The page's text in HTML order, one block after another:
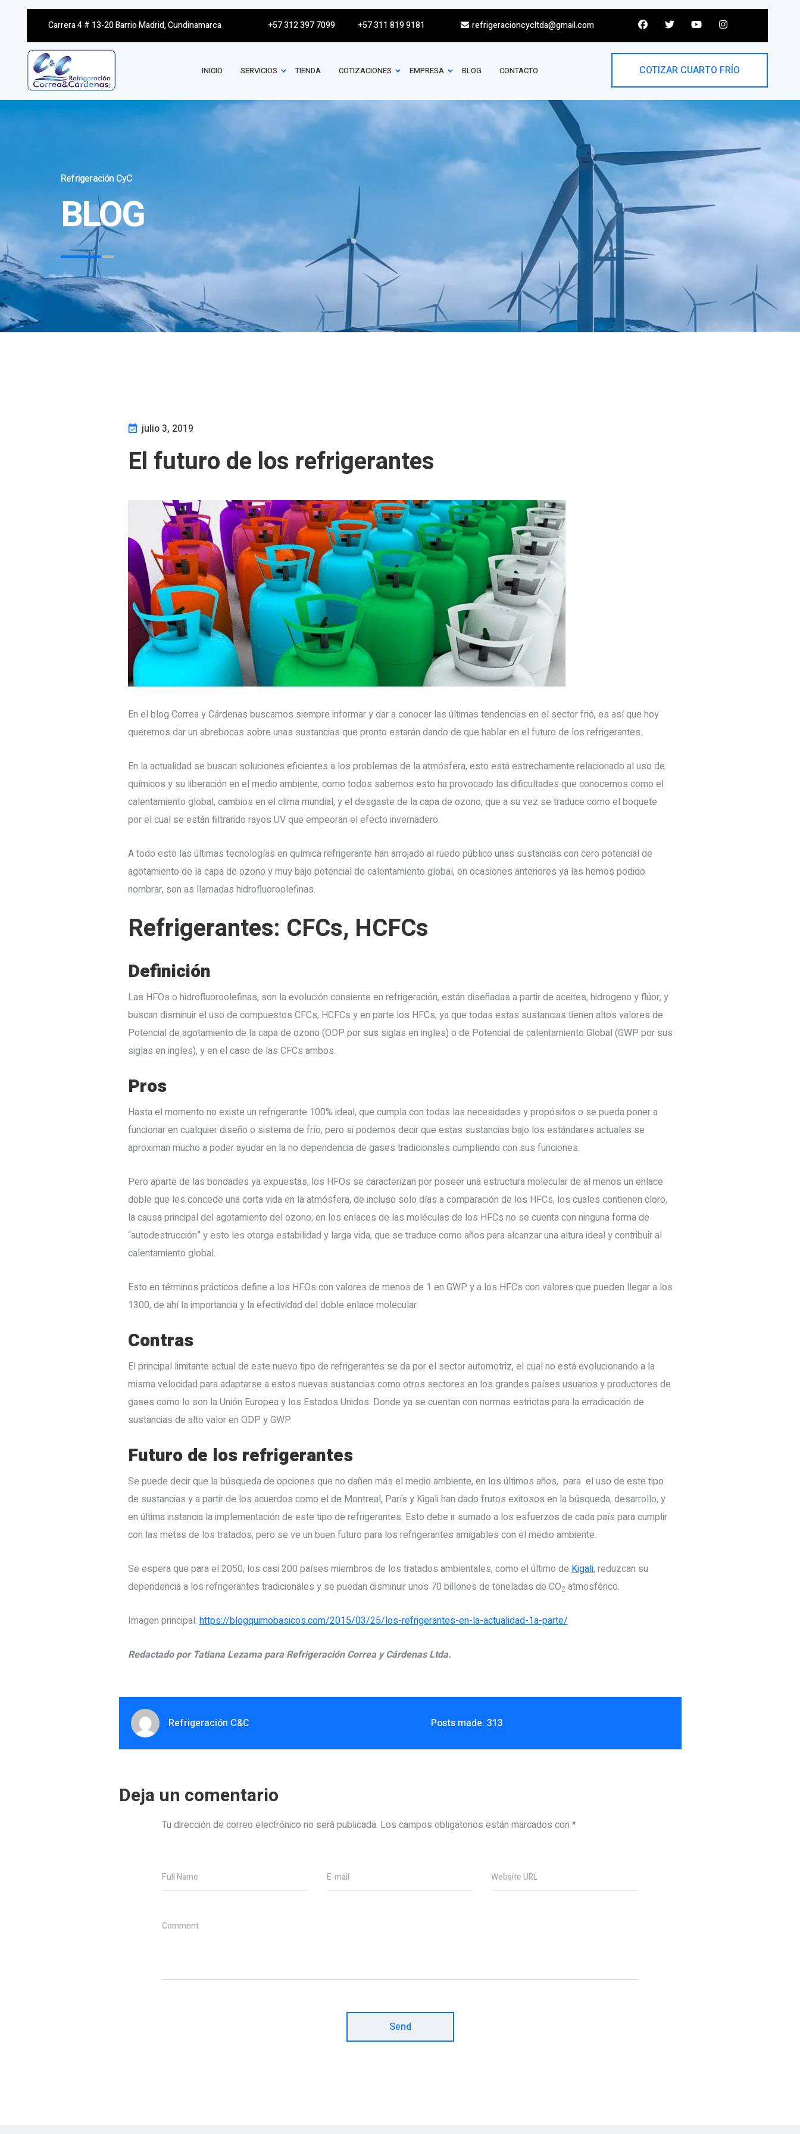
Carrera 4 # 13-20 Barrio Madrid, Cundinamarca +57 312 397 7099 +57 311 819 9181 refrigeracioncycltda@gmail.com
INICIO SERVICIOS TIENDA COTIZACIONES EMPRESA BLOG CONTACTO COTIZAR CUARTO FRÍO
Refrigeración CyC
BLOG
julio 3, 2019
El futuro de los refrigerantes
En el blog Correa y Cárdenas buscamos siempre informar y dar a conocer las últimas tendencias en el sector frió, es así que hoy
queremos dar un abrebocas sobre unas sustancias que pronto estarán dando de que hablar en el futuro de los refrigerantes.
En la actualidad se buscan soluciones eficientes a los problemas de la atmósfera, esto está estrechamente relacionado al uso de
químicos y su liberación en el medio ambiente, como todos sabemos esto ha provocado las dificultades que conocemos como el
calentamiento global, cambios en el clima mundial, y el desgaste de la capa de ozono, que a su vez se traduce como el boquete
por el cual se están filtrando rayos UV que empeoran el efecto invernadero.
A todo esto las últimas tecnologías en química refrigerante han arrojado al ruedo público unas sustancias con cero potencial de
agotamiento de la capa de ozono y muy bajo potencial de calentamiento global, en ocasiones anteriores ya las hemos podido
nombrar, son as llamadas hidrofluoroolefinas.
Refrigerantes: CFCs, HCFCs
Definición
Las HFOs o hidrofluoroolefinas, son la evolución consiente en refrigeración, están diseñadas a partir de aceites, hidrogeno y flúor, y
buscan disminuir el uso de compuestos CFCs, HCFCs y en parte los HFCs, ya que todas estas sustancias tienen altos valores de
Potencial de agotamiento de la capa de ozono (ODP por sus siglas en ingles) o de Potencial de calentamiento Global (GWP por sus
siglas en ingles), y en el caso de las CFCs ambos.
Pros
Hasta el momento no existe un refrigerante 100% ideal, que cumpla con todas las necesidades y propósitos o se pueda poner a
funcionar en cualquier diseño o sistema de frío, pero si podemos decir que estas sustancias bajo los estándares actuales se
aproximan mucho a poder ayudar en la no dependencia de gases tradicionales cumpliendo con sus funciones.
Pero aparte de las bondades ya expuestas, los HFOs se caracterizan por poseer una estructura molecular de al menos un enlace
doble que les concede una corta vida en la atmósfera, de incluso solo días a comparación de los HFCs, los cuales contienen cloro,
la causa principal del agotamiento del ozono; en los enlaces de las moléculas de los HFCs no se cuenta con ninguna forma de
“autodestrucción” y esto les otorga estabilidad y larga vida, que se traduce como años para alcanzar una altura ideal y contribuir al
calentamiento global.
Esto en términos prácticos define a los HFOs con valores de menos de 1 en GWP y a los HFCs con valores que pueden llegar a los
1300, de ahí la importancia y la efectividad del doble enlace molecular.
Contras
El principal limitante actual de este nuevo tipo de refrigerantes se da por el sector automotriz, el cual no está evolucionando a la
misma velocidad para adaptarse a estos nuevas sustancias como otros sectores en los grandes países usuarios y productores de
gases como lo son la Unión Europea y los Estados Unidos. Donde ya se cuentan con normas estrictas para la erradicación de
sustancias de alto valor en ODP y GWP.
Futuro de los refrigerantes
Se puede decir que la búsqueda de opciones que no dañen más el medio ambiente, en los últimos años, para el uso de este tipo
de sustancias y a partir de los acuerdos como el de Montreal, París y Kigali han dado frutos exitosos en la búsqueda, desarrollo, y
en última instancia la implementación de este tipo de refrigerantes. Esto debe ir sumado a los esfuerzos de cada país para cumplir
con las metas de los tratados; pero se ve un buen futuro para los refrigerantes amigables con el medio ambiente.
Se espera que para el 2050, los casi 200 países miembros de los tratados ambientales, como el último deKigali, reduzcan su
dependencia a los refrigerantes tradicionales y se puedan disminuir unos 70 billones de toneladas de CO2 atmosférico.
Imagen principal:https://blogquimobasicos.com/2015/03/25/los-refrigerantes-en-la-actualidad-1a-parte/
Redactado por Tatiana Lezama para Refrigeración Correa y Cárdenas Ltda.
Refrigeración C&C Posts made: 313
Deja un comentario
Tu dirección de correo electrónico no será publicada. Los campos obligatorios están marcados con *
Full Name E-mail Website URL
Comment
Send